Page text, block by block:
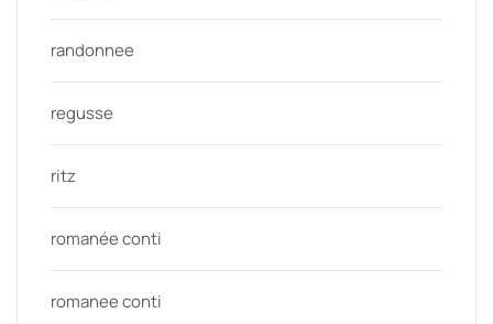
randonnee
regusse
ritz
romanée conti
romanee conti